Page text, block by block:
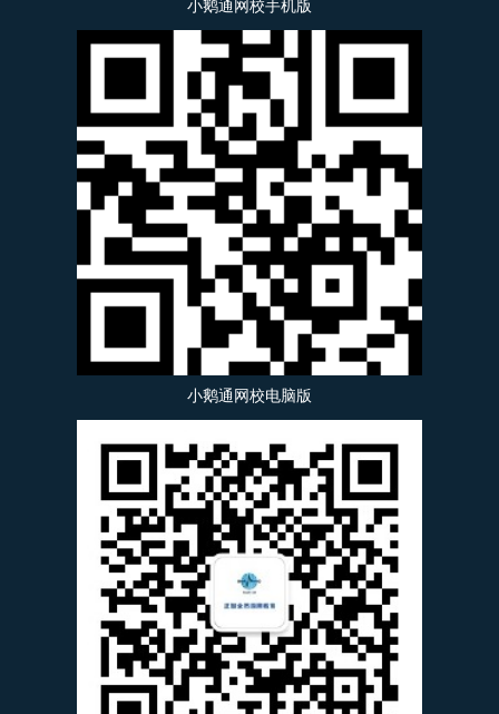
小鹅通网校手机版
小鹅通网校电脑版